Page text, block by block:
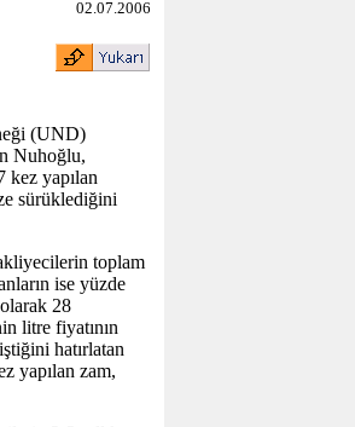
02.07.2006
(UND)
Nuhoğlu,
kez yapılan
sürüklediğini
toplam
ise yüzde
28
litre fiyatının
hatırlatan
yapılan zam,